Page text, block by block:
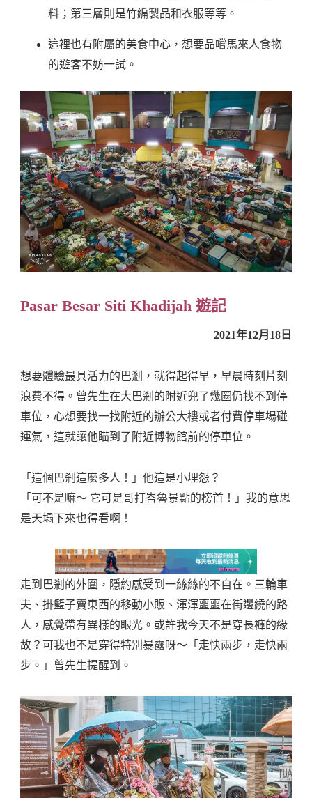
料；第三層則是竹編製品和衣服等等。
這裡也有附屬的美食中心，想要品嚐馬來人食物
的遊客不妨一試。
Pasar Besar Siti Khadijah 遊記
2021年12月18日
想要體驗最具活力的巴剎，就得起得早，早晨時刻片刻
浪費不得。曾先生在大巴剎的附近兜了幾圈仍找不到停
車位，心想要找一找附近的辦公大樓或者付費停車場碰
運氣，這就讓他瞄到了附近博物館前的停車位。
「這個巴剎這麼多人！」他這是小埋怨？
「可不是嘛～ 它可是哥打峇魯景點的榜首！」我的意思
是天塌下來也得看啊！
走到巴剎的外圍，隱約感受到一絲絲的不自在。三輪車
夫、掛籃子賣東西的移動小販、渾渾噩噩在街邊繞的路
人，感覺帶有異樣的眼光。或許我今天不是穿長褲的緣
故？可我也不是穿得特別暴露呀～「走快兩步，走快兩
步。」曾先生提醒到。